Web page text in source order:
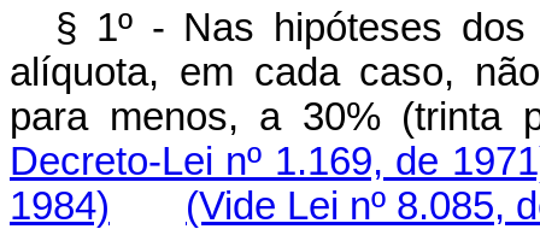
§ 1º - Nas hipóteses
alíquota, em cada caso,
para menos, a 30%
Decreto-Lei nº 1.169, de
1984)
(Vide Lei nº 8.085,